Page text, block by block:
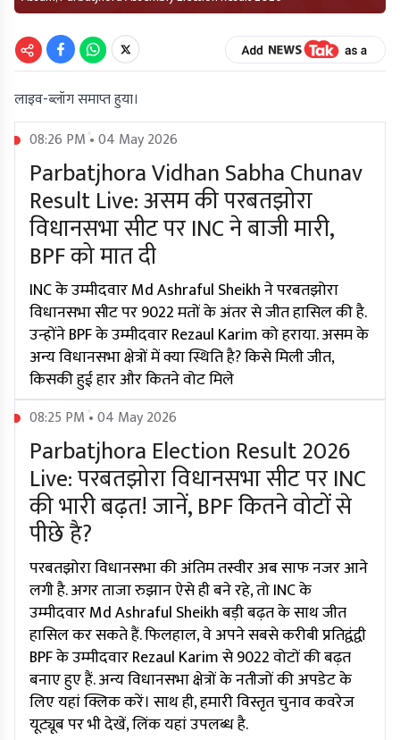
लाइव-ब्लॉग समाप्त हुया।
08:26 PM • 04 May 2026
Parbatjhora Vidhan Sabha Chunav
Result Live: असम की परबतझोरा
विधानसभा सीट पर INC ने बाजी मारी,
BPF को मात दी
INC के उम्मीदवार Md Ashraful Sheikh ने परबतझोरा
विधानसभा सीट पर 9022 मतों के अंतर से जीत हासिल की है.
उन्होंने BPF के उम्मीदवार Rezaul Karim को हराया. असम के
अन्य विधानसभा क्षेत्रों में क्या स्थिति है? किसे मिली जीत,
किसकी हुई हार और कितने वोट मिले
08:25 PM • 04 May 2026
Parbatjhora Election Result 2026
Live: परबतझोरा विधानसभा सीट पर INC
की भारी बढ़त! जानें, BPF कितने वोटों से
पीछे है?
परबतझोरा विधानसभा की अंतिम तस्वीर अब साफ नजर आने
लगी है. अगर ताजा रुझान ऐसे ही बने रहे, तो INC के
उम्मीदवार Md Ashraful Sheikh बड़ी बढ़त के साथ जीत
हासिल कर सकते हैं. फिलहाल, वे अपने सबसे करीबी प्रतिद्वंद्वी
BPF के उम्मीदवार Rezaul Karim से 9022 वोटों की बढ़त
बनाए हुए हैं. अन्य विधानसभा क्षेत्रों के नतीजों की अपडेट के
लिए यहां क्लिक करें। साथ ही, हमारी विस्तृत चुनाव कवरेज
यूट्यूब पर भी देखें, लिंक यहां उपलब्ध है.